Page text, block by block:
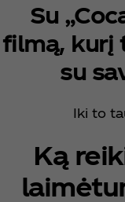
Su
filmą, kurį
su
Iki to
Ką